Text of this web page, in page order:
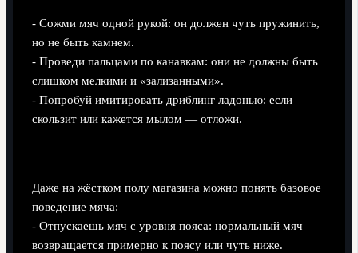
- Сожми мяч одной рукой: он должен чуть пружинить,
но не быть камнем.
- Проведи пальцами по канавкам: они не должны быть
слишком мелкими и «зализанными».
- Попробуй имитировать дриблинг ладонью: если
скользит или кажется мылом — отложи.
Даже на жёстком полу магазина можно понять базовое
поведение мяча:
- Отпускаешь мяч с уровня пояса: нормальный мяч
возвращается примерно к поясу или чуть ниже.